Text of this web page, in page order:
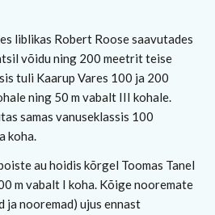
liblikas Robert Roose saavutades
võidu ning 200 meetrit teise
tuli Kaarup Vares 100 ja 200
ning 50 m vabalt III kohale.
samas vanuseklassis 100
koha.
au hoidis kõrgel Toomas Tanel
m vabalt I koha. Kõige nooremate
ja nooremad) ujus ennast